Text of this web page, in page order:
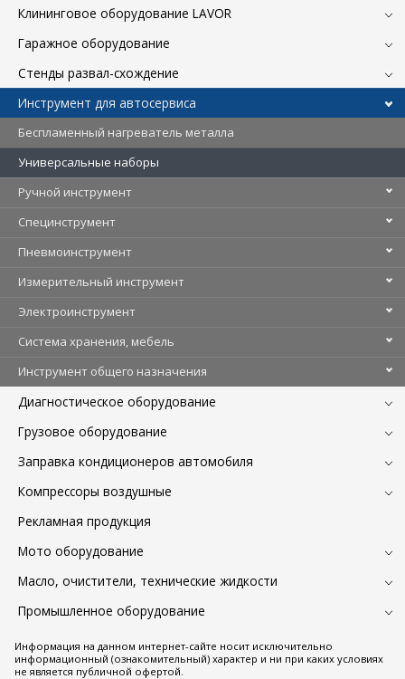
Клининговое оборудование LAVOR
Гаражное оборудование
Стенды развал-схождение
Инструмент для автосервиса
Беспламенный нагреватель металла
Универсальные наборы
Ручной инструмент
Специнструмент
Пневмоинструмент
Измерительный инструмент
Электроинструмент
Система хранения, мебель
Инструмент общего назначения
Диагностическое оборудование
Грузовое оборудование
Заправка кондиционеров автомобиля
Компрессоры воздушные
Рекламная продукция
Мото оборудование
Масло, очистители, технические жидкости
Промышленное оборудование
Информация на данном интернет-сайте носит исключительно
информационный (ознакомительный) характер и ни при каких условиях
не является публичной офертой.